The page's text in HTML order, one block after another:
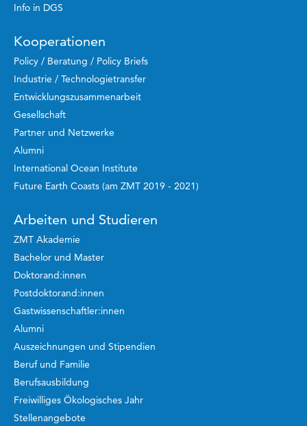
Info in DGS
Kooperationen
Policy / Beratung / Policy Briefs
Industrie / Technologietransfer
Entwicklungszusammenarbeit
Gesellschaft
Partner und Netzwerke
Alumni
International Ocean Institute
Future Earth Coasts (am ZMT 2019 - 2021)
Arbeiten und Studieren
ZMT Akademie
Bachelor und Master
Doktorand:innen
Postdoktorand:innen
Gastwissenschaftler:innen
Alumni
Auszeichnungen und Stipendien
Beruf und Familie
Berufsausbildung
Freiwilliges Ökologisches Jahr
Stellenangebote